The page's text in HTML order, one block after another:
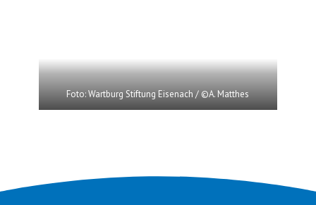
Foto: Wartburg Stiftung Eisenach / ©A. Matthes